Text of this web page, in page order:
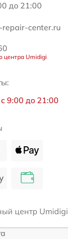
до 21:00
center.ru
центра Umidigi
9:00 до 21:00
центр Umidigi